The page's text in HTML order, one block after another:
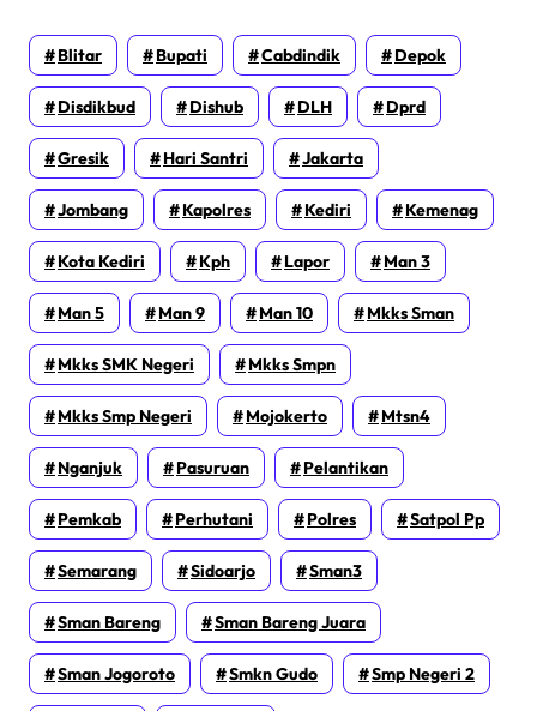
Blitar Bupati Cabdindik Depok
Disdikbud Dishub DLH Dprd
Gresik Hari Santri Jakarta
Jombang Kapolres Kediri Kemenag
Kota Kediri Kph Lapor Man 3
Man 5 Man 9 Man 10 Mkks Sman
Mkks SMK Negeri Mkks Smpn
Mkks Smp Negeri Mojokerto Mtsn4
Nganjuk Pasuruan Pelantikan
Pemkab Perhutani Polres Satpol Pp
Semarang Sidoarjo Sman3
Sman Bareng Sman Bareng Juara
Sman Jogoroto Smkn Gudo Smp Negeri 2